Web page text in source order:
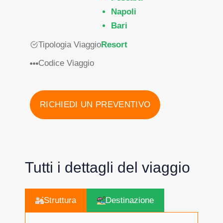
Napoli
Bari
Tipologia ViaggioResort
Codice Viaggio
RICHIEDI UN PREVENTIVO
Tutti i dettagli del viaggio
Struttura Destinazione